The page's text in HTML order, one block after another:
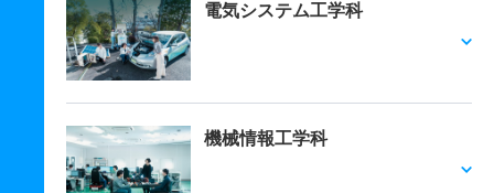
電気システム工学科
機械情報工学科